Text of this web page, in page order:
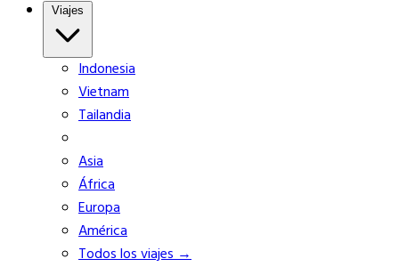
Indonesia
Vietnam
Tailandia
Asia
África
Europa
América
Todos los viajes →